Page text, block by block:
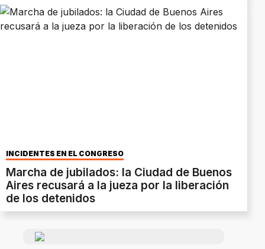
INCIDENTES EN EL CONGRESO
Marcha de jubilados: la Ciudad de Buenos
Aires recusará a la jueza por la liberación
de los detenidos